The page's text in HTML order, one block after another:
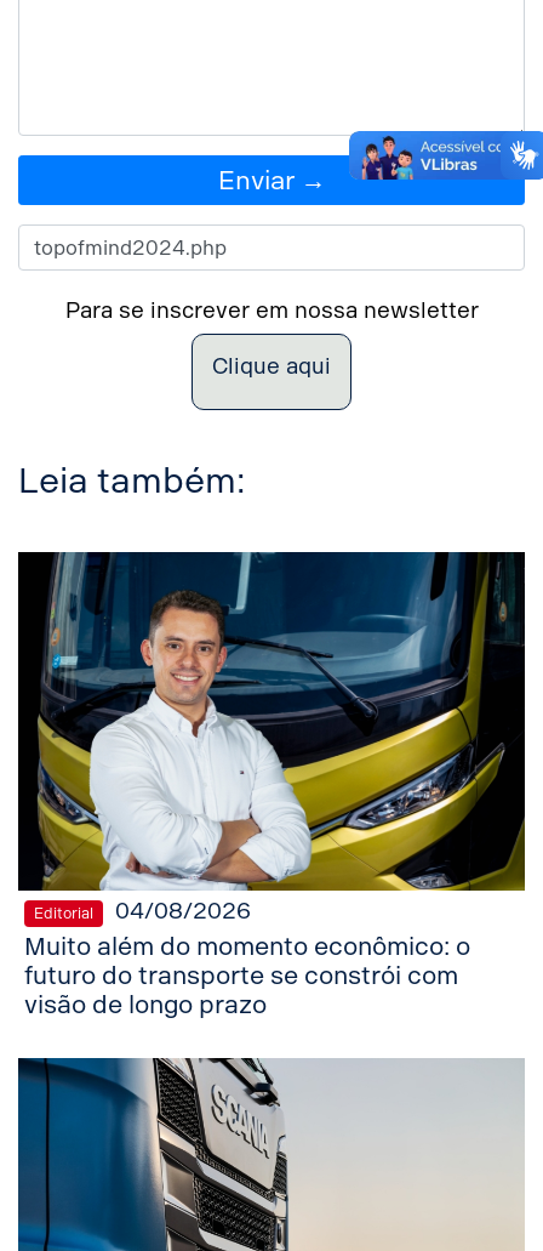
Enviar →
Para se inscrever em nossa newsletter
Clique aqui
Leia também:
Editorial 04/08/2026
Muito além do momento econômico: o
futuro do transporte se constrói com
visão de longo prazo